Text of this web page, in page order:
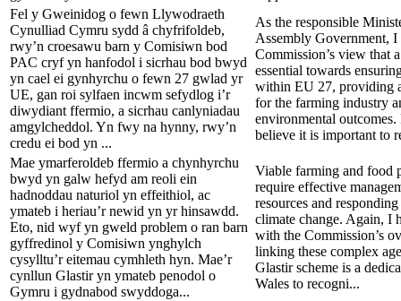
Fel y Gweinidog o fewn Llywodraeth
Cynulliad Cymru sydd â chyfrifoldeb,
rwy’n croesawu barn y Comisiwn bod
PAC cryf yn hanfodol i sicrhau bod bwyd
yn cael ei gynhyrchu o fewn 27 gwlad yr
UE, gan roi sylfaen incwm sefydlog i’r
diwydiant ffermio, a sicrhau canlyniadau
amgylcheddol. Yn fwy na hynny, rwy’n
credu ei bod yn ...
As the responsible
Assembly Government, I
Commission’s view that
essential towards
within EU 27, providing
for the farming industry
environmental
believe it is important to
Mae ymarferoldeb ffermio a chynhyrchu
bwyd yn galw hefyd am reoli ein
hadnoddau naturiol yn effeithiol, ac
ymateb i heriau’r newid yn yr hinsawdd.
Eto, nid wyf yn gweld problem o ran barn
gyffredinol y Comisiwn ynghylch
cysylltu’r eitemau cymhleth hyn. Mae’r
cynllun Glastir yn ymateb penodol o
Gymru i gydnabod swyddoga...
Viable farming and food
require effective
resources and
climate change. Again, I
with the Commission’s
linking these complex
Glastir scheme is a
Wales to recogni...